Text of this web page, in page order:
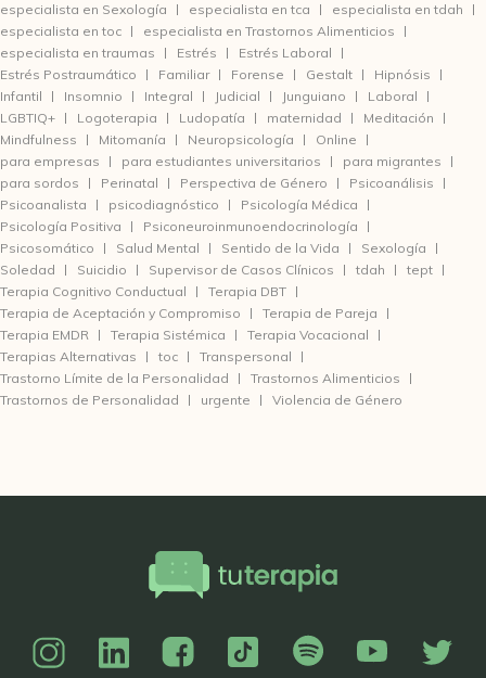
especialista en Sexología
especialista en tca
especialista en tdah
especialista en toc
especialista en Trastornos Alimenticios
especialista en traumas
Estrés
Estrés Laboral
Estrés Postraumático
Familiar Forense Gestalt
Hipnósis
Infantil
Insomnio Integral Judicial Junguiano
Laboral
LGBTIQ+
Logoterapia Ludopatía maternidad
Meditación
Mindfulness
Mitomanía Neuropsicología
Online
para empresas
para estudiantes universitarios
para migrantes
para sordos
Perinatal Perspectiva de Género
Psicoanálisis
Psicoanalista
psicodiagnóstico
Psicología Médica
Psicología Positiva
Psiconeuroinmunoendocrinología
Psicosomático
Salud Mental Sentido de la Vida
Sexología
Soledad
Suicidio Supervisor de Casos Clínicos tdah
tept
Terapia Cognitivo Conductual
Terapia DBT
Terapia de Aceptación y Compromiso
Terapia de Pareja
Terapia EMDR
Terapia Sistémica
Terapia Vocacional
Terapias Alternativas
toc
Transpersonal
Trastorno Límite de la Personalidad
Trastornos Alimenticios
Trastornos de Personalidad
urgente Violencia de Género